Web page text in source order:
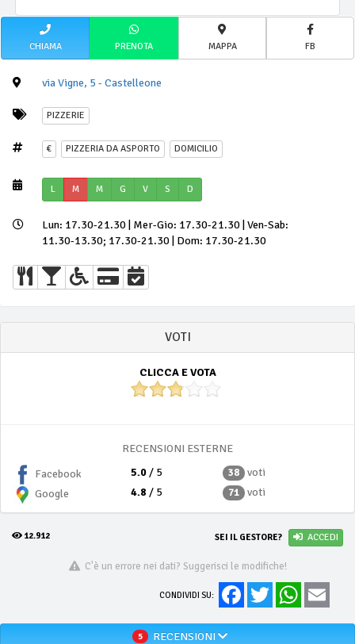
CHIAMA PRENOTA MAPPA FB
via Vigne, 5 - Castelleone
PIZZERIE
€ PIZZERIA DA ASPORTO DOMICILIO
L M M G V S D
Lun: 17.30-21.30 | Mer-Gio: 17.30-21.30 | Ven-Sab:
11.30-13.30; 17.30-21.30 | Dom: 17.30-21.30
VOTI
CLICCA E VOTA
RECENSIONI ESTERNE
Facebook
5.0/ 5 38
voti
Google
4.8 / 5 71 voti
12.912 SEI IL GESTORE? ACCEDI
C'è un errore nei dati? Suggerisci le modifiche!
CONDIVIDI SU:
FacebookTwitter WhatsApp
5 RECENSIONI